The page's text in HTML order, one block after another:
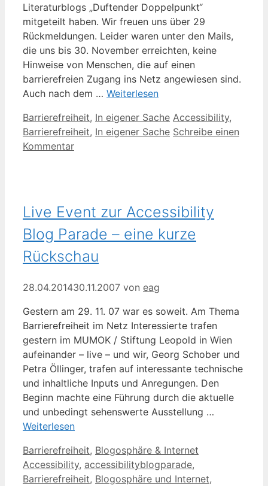
Literaturblogs „Duftender Doppelpunkt“
mitgeteilt haben. Wir freuen uns über 29
Rückmeldungen. Leider waren unter den Mails,
die uns bis 30. November erreichten, keine
Hinweise von Menschen, die auf einen
barrierefreien Zugang ins Netz angewiesen sind.
Auch nach dem … Weiterlesen
Kategorien
Barrierefreiheit, In eigener Sache Schlagwörter
Accessibility,
Barrierefreiheit, In eigener Sache Schreibe einen
Kommentar
Live Event zur Accessibility
Blog Parade – eine kurze
Rückschau
28.04.201430.11.2007 von eag
Gestern am 29. 11. 07 war es soweit. Am Thema
Barrierefreiheit im Netz Interessierte trafen
gestern im MUMOK / Stiftung Leopold in Wien
aufeinander – live – und wir, Georg Schober und
Petra Öllinger, trafen auf interessante technische
und inhaltliche Inputs und Anregungen. Den
Beginn machte eine Führung durch die aktuelle
und unbedingt sehenswerte Ausstellung …
Weiterlesen
Kategorien
Barrierefreiheit, Blogosphäre & Internet
Accessibility, accessibilityblogparade,
Barrierefreiheit, Blogosphäre und Internet,